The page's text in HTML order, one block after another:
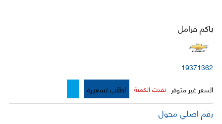
باكم فرامل
19371362
السعر غير متوفر نفذت الكمية اطلب تسعيرة
رقم اصلي محول